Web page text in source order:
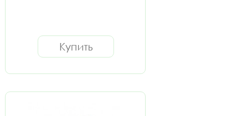
Купить